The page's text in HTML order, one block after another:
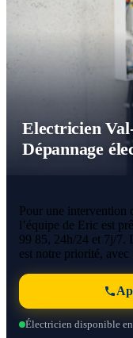
Electricien
Dépannage
Pour une intervention
l’équipe de Eric est
99 85, 24h/24 et 7j/7.
est notre priorité,
Électricien disponible